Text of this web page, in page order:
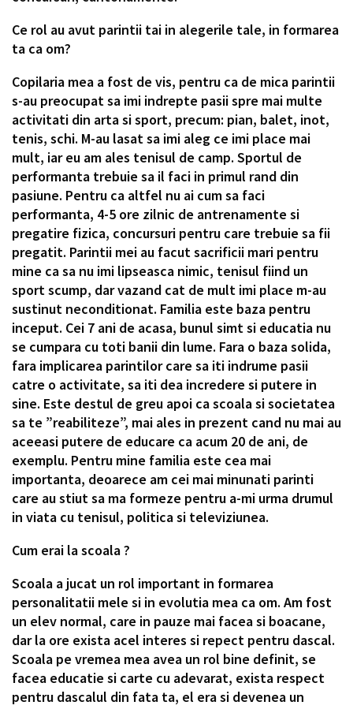
Ce rol au avut parintii tai in alegerile tale, in formarea
ta ca om?
Copilaria mea a fost de vis, pentru ca de mica parintii
s-au preocupat sa imi indrepte pasii spre mai multe
activitati din arta si sport, precum: pian, balet, inot,
tenis, schi. M-au lasat sa imi aleg ce imi place mai
mult, iar eu am ales tenisul de camp. Sportul de
performanta trebuie sa il faci in primul rand din
pasiune. Pentru ca altfel nu ai cum sa faci
performanta, 4-5 ore zilnic de antrenamente si
pregatire fizica, concursuri pentru care trebuie sa fii
pregatit. Parintii mei au facut sacrificii mari pentru
mine ca sa nu imi lipseasca nimic, tenisul fiind un
sport scump, dar vazand cat de mult imi place m-au
sustinut neconditionat. Familia este baza pentru
inceput. Cei 7 ani de acasa, bunul simt si educatia nu
se cumpara cu toti banii din lume. Fara o baza solida,
fara implicarea parintilor care sa iti indrume pasii
catre o activitate, sa iti dea incredere si putere in
sine. Este destul de greu apoi ca scoala si societatea
sa te ”reabiliteze”, mai ales in prezent cand nu mai au
aceeasi putere de educare ca acum 20 de ani, de
exemplu. Pentru mine familia este cea mai
importanta, deoarece am cei mai minunati parinti
care au stiut sa ma formeze pentru a-mi urma drumul
in viata cu tenisul, politica si televiziunea.
Cum erai la scoala ?
Scoala a jucat un rol important in formarea
personalitatii mele si in evolutia mea ca om. Am fost
un elev normal, care in pauze mai facea si boacane,
dar la ore exista acel interes si repect pentru dascal.
Scoala pe vremea mea avea un rol bine definit, se
facea educatie si carte cu adevarat, exista respect
pentru dascalul din fata ta, el era si devenea un